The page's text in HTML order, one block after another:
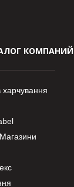
КОМПАНИЙ
харчування